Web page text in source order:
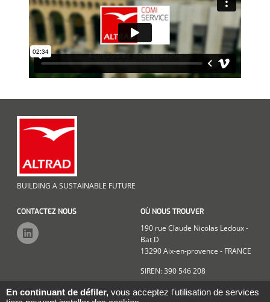
BUILDING A SUSTAINABLE FUTURE
CONTACTEZ NOUS OÙ NOUS TROUVER
190 rue Claude Nicolas Ledoux -
Bat D
13290 Aix-en-provence - FRANCE
SIREN: 390 546 208
En continuant de défiler, vous acceptez l'utilisation de services